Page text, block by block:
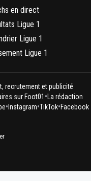
en direct
Ligue 1
Ligue 1
Ligue 1
recrutement et publicité
sur Foot01 • La rédaction
• Instagram•TikTok•Facebook